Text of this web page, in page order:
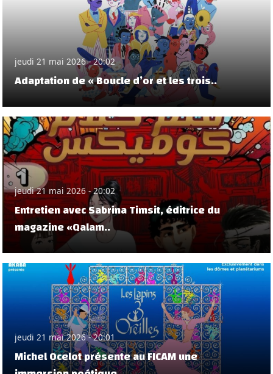
jeudi 21 mai 2026 - 20:02
Adaptation de « Boucle d’or et les trois..
jeudi 21 mai 2026 - 20:02
Entretien avec Sabrina Timsit, éditrice du
magazine «Qalam..
jeudi 21 mai 2026 - 20:01
Michel Ocelot présente au FICAM une